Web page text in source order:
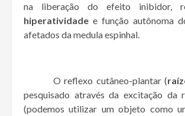
na liberação do efeito inibidor,
hiperatividade e função autônoma
afetados da medula espinhal.
O reflexo cutâneo-plantar (
pesquisado através da excitação da
(podemos utilizar um objeto como